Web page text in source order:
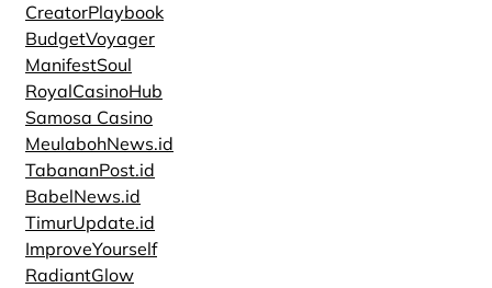
CreatorPlaybook
BudgetVoyager
ManifestSoul
RoyalCasinoHub
Samosa Casino
MeulabohNews.id
TabananPost.id
BabelNews.id
TimurUpdate.id
ImproveYourself
RadiantGlow